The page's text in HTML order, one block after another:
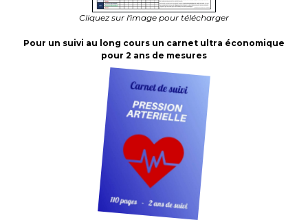
Cliquez sur l'image pour télécharger
Pour un suivi au long cours un carnet ultra économique
pour 2 ans de mesures